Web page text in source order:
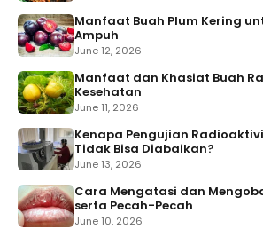
Manfaat Buah Plum Kering
Ampuh
June 12, 2026
Manfaat dan Khasiat Buah
Kesehatan
June 11, 2026
Kenapa Pengujian
Tidak Bisa Diabaikan?
June 13, 2026
Cara Mengatasi dan
serta Pecah-Pecah
June 10, 2026